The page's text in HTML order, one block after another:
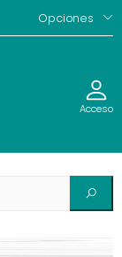
Opciones
Acceso